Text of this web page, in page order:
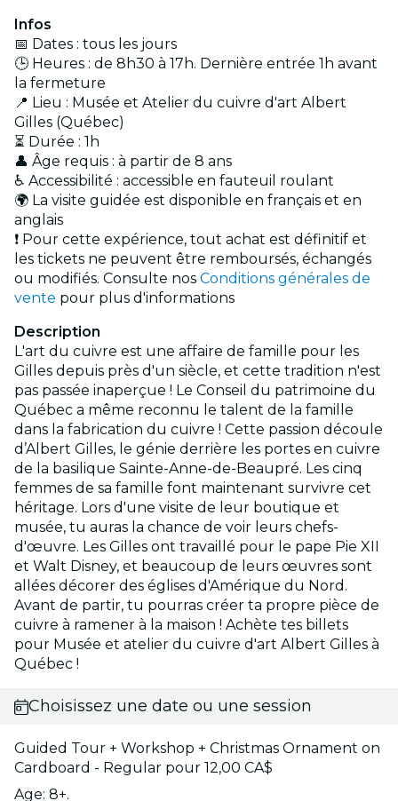
Infos
📅 Dates : tous les jours
🕒 Heures : de 8h30 à 17h. Dernière entrée 1h avant
la fermeture
📍 Lieu : Musée et Atelier du cuivre d'art Albert
Gilles (Québec)
⏳ Durée : 1h
👤 Âge requis : à partir de 8 ans
♿ Accessibilité : accessible en fauteuil roulant
🌍 La visite guidée est disponible en français et en
anglais
❗ Pour cette expérience, tout achat est définitif et
les tickets ne peuvent être remboursés, échangés
ou modifiés. Consulte nos Conditions générales de
vente pour plus d'informations
Description
L'art du cuivre est une affaire de famille pour les
Gilles depuis près d'un siècle, et cette tradition n'est
pas passée inaperçue ! Le Conseil du patrimoine du
Québec a même reconnu le talent de la famille
dans la fabrication du cuivre ! Cette passion découle
d’Albert Gilles, le génie derrière les portes en cuivre
de la basilique Sainte-Anne-de-Beaupré. Les cinq
femmes de sa famille font maintenant survivre cet
héritage. Lors d'une visite de leur boutique et
musée, tu auras la chance de voir leurs chefs-
d'œuvre. Les Gilles ont travaillé pour le pape Pie XII
et Walt Disney, et beaucoup de leurs œuvres sont
allées décorer des églises d'Amérique du Nord.
Avant de partir, tu pourras créer ta propre pièce de
cuivre à ramener à la maison ! Achète tes billets
pour Musée et atelier du cuivre d'art Albert Gilles à
Québec !
Choisissez une date ou une session
Guided Tour + Workshop + Christmas Ornament on
Cardboard - Regular pour 12,00 CA$
Age: 8+.